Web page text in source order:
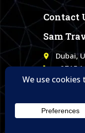
Contact
Sam
place Dubai,
call
© 1995-